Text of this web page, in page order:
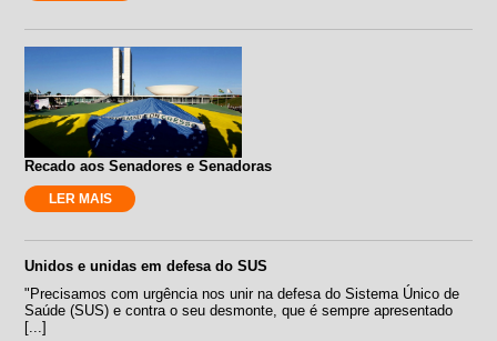
Recado aos Senadores e Senadoras
LER MAIS
Unidos e unidas em defesa do SUS
"Precisamos com urgência nos unir na defesa do Sistema Único de
Saúde (SUS) e contra o seu desmonte, que é sempre apresentado
[...]